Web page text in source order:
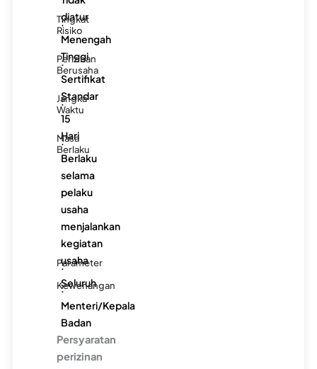
diatur
Tingkat
Risiko
:
Menengah
Tinggi
Perizinan
Berusaha
:
Sertifikat
Standar
Jangka
Waktu
:
15
Hari
Masa
Berlaku
:
Berlaku
selama
pelaku
usaha
menjalankan
kegiatan
usaha
Parameter
:
Seluruh
Kewenangan
:
Menteri/Kepala
Badan
Persyaratan
perizinan